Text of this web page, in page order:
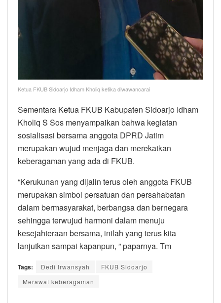
Ketua FKUB Sidoarjo Idham Kholiq ketika diwawancarai
Sementara Ketua FKUB Kabupaten Sidoarjo Idham
Kholiq S Sos menyampaikan bahwa kegiatan
sosialisasi bersama anggota DPRD Jatim
merupakan wujud menjaga dan merekatkan
keberagaman yang ada di FKUB.
“Kerukunan yang dijalin terus oleh anggota FKUB
merupakan simbol persatuan dan persahabatan
dalam bermasyarakat, berbangsa dan bernegara
sehingga terwujud harmoni dalam menuju
kesejahteraan bersama, inilah yang terus kita
lanjutkan sampai kapanpun, ” paparnya. Tm
Tags: Dedi Irwansyah
FKUB Sidoarjo
Merawat keberagaman